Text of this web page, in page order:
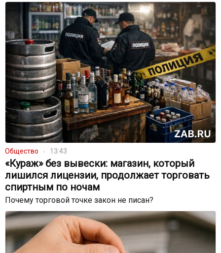
Общество 13:43
«Кураж» без вывески: магазин, который
лишился лицензии, продолжает торговать
спиртным по ночам
Почему торговой точке закон не писан?